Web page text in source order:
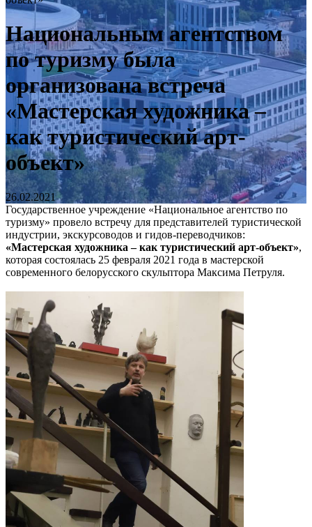
Национальным агентством
по туризму была
организована встреча
«Мастерская художника –
как туристический арт-
объект»
26.02.2021
Государственное учреждение «Национальное агентство по
туризму» провело встречу для представителей туристической
индустрии, экскурсоводов и гидов-переводчиков:
«Мастерская художника – как туристический арт-объект»,
которая состоялась 25 февраля 2021 года в мастерской
современного белорусского скульптора Максима Петруля.